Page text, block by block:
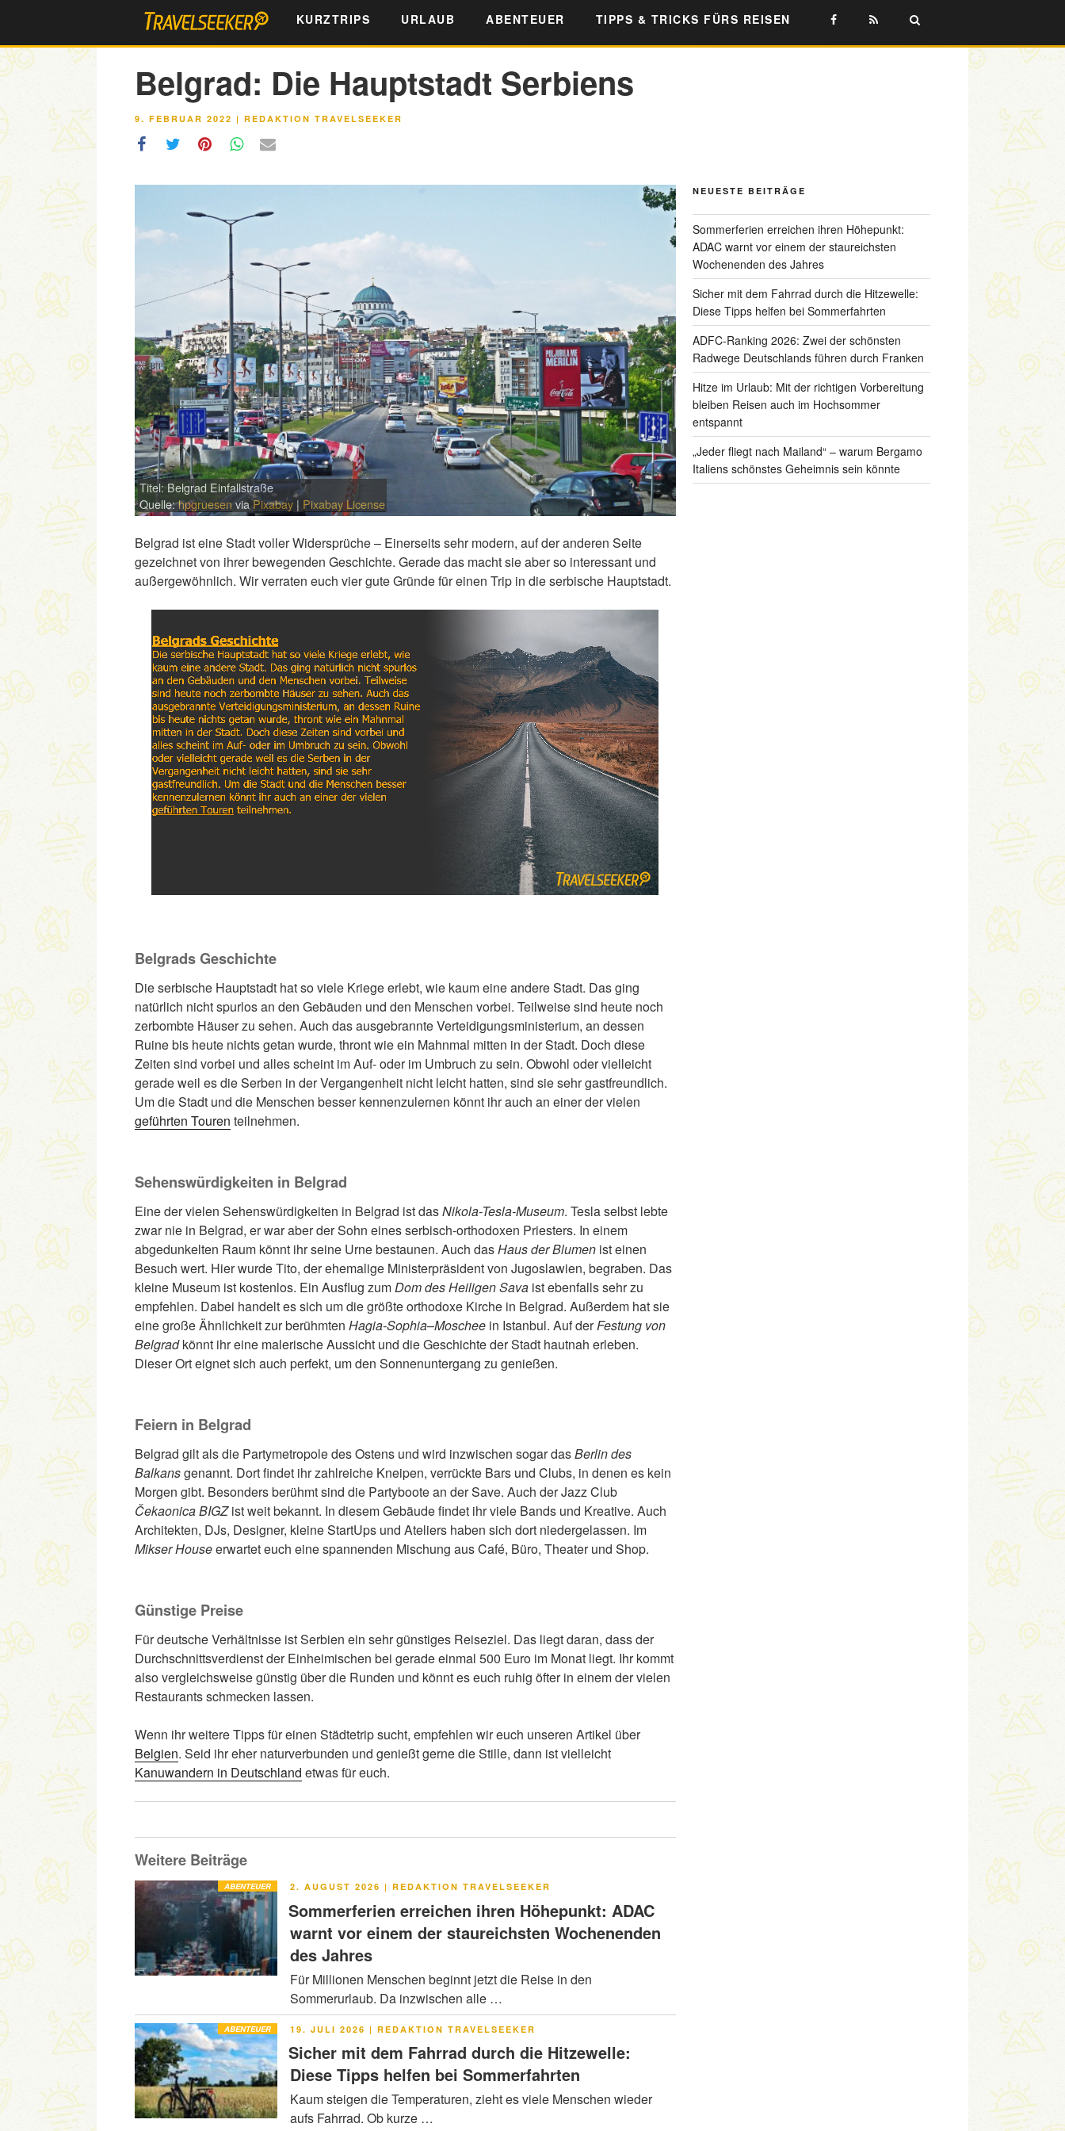
springen
KURZTRIPS URLAUB ABENTEUER TIPPS & TRICKS FÜRS REISEN
Belgrad: Die Hauptstadt Serbiens
VERÖFFENTLICHT
9. FEBRUAR 2022 | REDAKTION TRAVELSEEKER
Titel: Belgrad Einfallstraße
Quelle:hpgruesen viaPixabay | Pixabay License
Belgrad ist eine Stadt voller Widersprüche – Einerseits sehr modern, auf der anderen Seite
gezeichnet von ihrer bewegenden Geschichte. Gerade das macht sie aber so interessant und
außergewöhnlich. Wir verraten euch vier gute Gründe für einen Trip in die serbische Hauptstadt.
Belgrads Geschichte
Die serbische Hauptstadt hat so viele Kriege erlebt, wie kaum eine andere Stadt. Das ging
natürlich nicht spurlos an den Gebäuden und den Menschen vorbei. Teilweise sind heute noch
zerbombte Häuser zu sehen. Auch das ausgebrannte Verteidigungsministerium, an dessen
Ruine bis heute nichts getan wurde, thront wie ein Mahnmal mitten in der Stadt. Doch diese
Zeiten sind vorbei und alles scheint im Auf- oder im Umbruch zu sein. Obwohl oder vielleicht
gerade weil es die Serben in der Vergangenheit nicht leicht hatten, sind sie sehr gastfreundlich.
Um die Stadt und die Menschen besser kennenzulernen könnt ihr auch an einer der vielen
geführten Touren teilnehmen.
Sehenswürdigkeiten in Belgrad
Eine der vielen Sehenswürdigkeiten in Belgrad ist dasNikola-Tesla-Museum. Tesla selbst lebte
zwar nie in Belgrad, er war aber der Sohn eines serbisch-orthodoxen Priesters. In einem
abgedunkelten Raum könnt ihr seine Urne bestaunen. Auch dasHaus der Blumen ist einen
Besuch wert. Hier wurde Tito, der ehemalige Ministerpräsident von Jugoslawien, begraben. Das
kleine Museum ist kostenlos. Ein Ausflug zumDom des Heiligen Sava ist ebenfalls sehr zu
empfehlen. Dabei handelt es sich um die größte orthodoxe Kirche in Belgrad. Außerdem hat sie
eine große Ähnlichkeit zur berühmten Hagia-Sophia–Moschee in Istanbul. Auf derFestung von
Belgradkönnt ihr eine malerische Aussicht und die Geschichte der Stadt hautnah erleben.
Dieser Ort eignet sich auch perfekt, um den Sonnenuntergang zu genießen.
Feiern in Belgrad
Belgrad gilt als die Partymetropole des Ostens und wird inzwischen sogar dasBerlin des
Balkansgenannt. Dort findet ihr zahlreiche Kneipen, verrückte Bars und Clubs, in denen es kein
Morgen gibt. Besonders berühmt sind die Partyboote an der Save. Auch der Jazz Club
Čekaonica BIGZist weit bekannt. In diesem Gebäude findet ihr viele Bands und Kreative. Auch
Architekten, DJs, Designer, kleine StartUps und Ateliers haben sich dort niedergelassen. Im
Mikser Houseerwartet euch eine spannenden Mischung aus Café, Büro, Theater und Shop.
Günstige Preise
Für deutsche Verhältnisse ist Serbien ein sehr günstiges Reiseziel. Das liegt daran, dass der
Durchschnittsverdienst der Einheimischen bei gerade einmal 500 Euro im Monat liegt. Ihr kommt
also vergleichsweise günstig über die Runden und könnt es euch ruhig öfter in einem der vielen
Restaurants schmecken lassen.
Wenn ihr weitere Tipps für einen Städtetrip sucht, empfehlen wir euch unseren Artikel über
Belgien. Seid ihr eher naturverbunden und genießt gerne die Stille, dann ist vielleicht
Kanuwandern in Deutschland etwas für euch.
Weitere Beiträge
ABENTEUER
VERÖFFENTLICHT
2. AUGUST 2026 | REDAKTION TRAVELSEEKER
Sommerferien erreichen ihren Höhepunkt: ADAC
warnt vor einem der staureichsten Wochenenden
des Jahres
Für Millionen Menschen beginnt jetzt die Reise in den
Sommerurlaub. Da inzwischen alle …
ABENTEUER
VERÖFFENTLICHT
19. JULI 2026 | REDAKTION TRAVELSEEKER
Sicher mit dem Fahrrad durch die Hitzewelle:
Diese Tipps helfen bei Sommerfahrten
Kaum steigen die Temperaturen, zieht es viele Menschen wieder
aufs Fahrrad. Ob kurze …
NEUESTE BEITRÄGE
Sommerferien erreichen ihren Höhepunkt:
ADAC warnt vor einem der staureichsten
Wochenenden des Jahres
Sicher mit dem Fahrrad durch die Hitzewelle:
Diese Tipps helfen bei Sommerfahrten
ADFC-Ranking 2026: Zwei der schönsten
Radwege Deutschlands führen durch Franken
Hitze im Urlaub: Mit der richtigen Vorbereitung
bleiben Reisen auch im Hochsommer
entspannt
„Jeder fliegt nach Mailand“ – warum Bergamo
Italiens schönstes Geheimnis sein könnte